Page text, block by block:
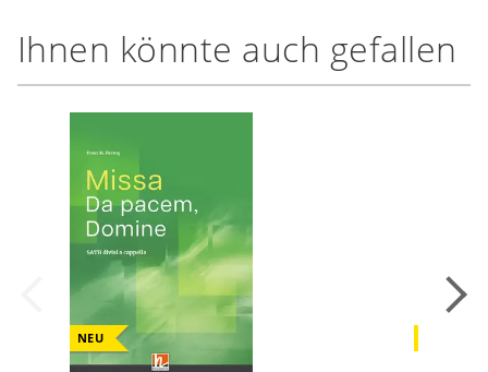
Ihnen könnte auch gefallen
NEU